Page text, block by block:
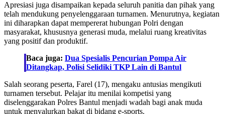
Apresiasi juga disampaikan kepada seluruh panitia dan pihak yang
telah mendukung penyelenggaraan turnamen. Menurutnya, kegiatan
ini diharapkan dapat mempererat hubungan Polri dengan
masyarakat, khususnya generasi muda, melalui ruang kreativitas
yang positif dan produktif.
Baca juga: Dua Spesialis Pencurian Pompa Air
Ditangkap, Polisi Selidiki TKP Lain di Bantul
Salah seorang peserta, Farel (17), mengaku antusias mengikuti
turnamen tersebut. Pelajar itu menilai kompetisi yang
diselenggarakan Polres Bantul menjadi wadah bagi anak muda
untuk menyalurkan bakat di bidang e-sports.